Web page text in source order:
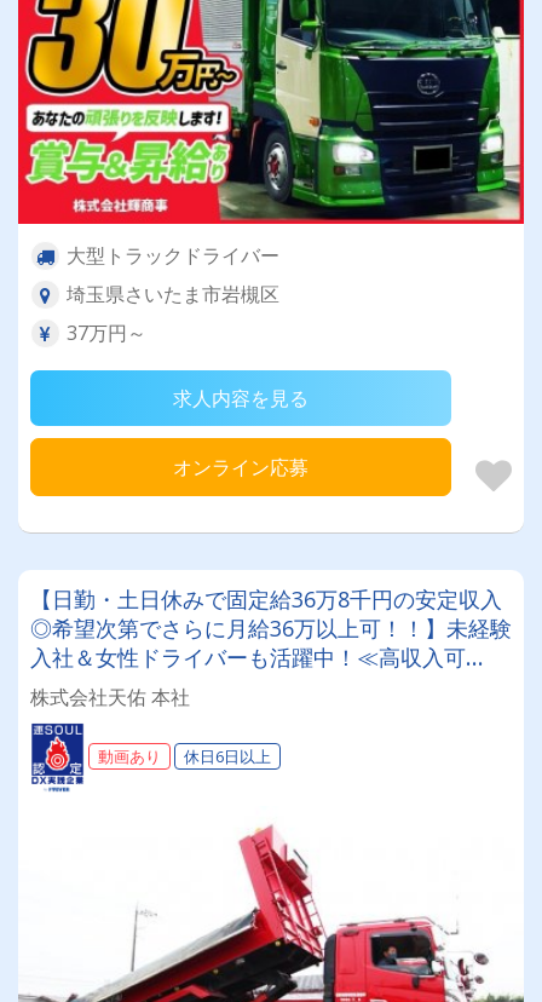
大型トラックドライバー
埼玉県さいたま市岩槻区
37万円～
求人内容を見る
オンライン応募
【日勤・土日休みで固定給36万8千円の安定収入
◎希望次第でさらに月給36万以上可！！】未経験
入社＆女性ドライバーも活躍中！≪高収入可
能！！手積み手降ろし一切なし！増車にともない
8tドライバーさん大募集！！≫ ≪手当充実！大
手一次請けの仕事が多く安定して長く続けられま
す！≫
株式会社天佑 本社
動画あり 休日6日以上